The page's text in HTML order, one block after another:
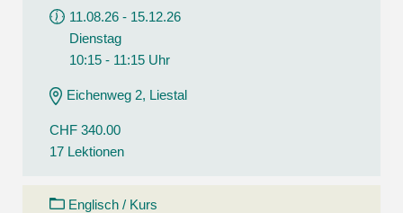
11.08.26 - 15.12.26
Dienstag
10:15 - 11:15 Uhr
Eichenweg 2, Liestal
CHF 340.00
17 Lektionen
Englisch / Kurs